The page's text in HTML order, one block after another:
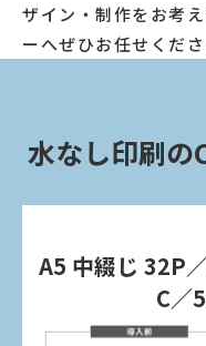
ザイン・制作をお考
ーへぜひお任せくださ
水なし印刷の
A5 中綴じ 32P
C／